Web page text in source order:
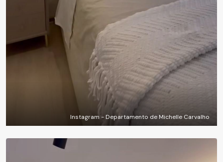
Instagram - Departamento de Michelle Carvalho